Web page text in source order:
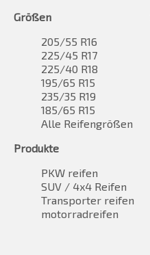
Größen
205/55 R16
225/45 R17
225/40 R18
195/65 R15
235/35 R19
185/65 R15
Alle Reifengrößen
Produkte
PKW reifen
SUV / 4x4 Reifen
Transporter reifen
motorradreifen